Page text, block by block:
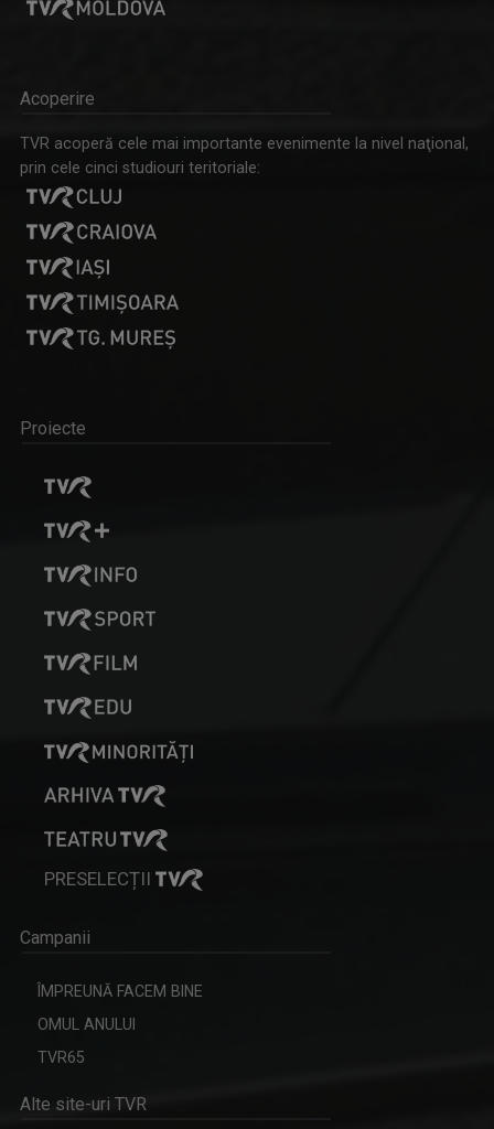
Acoperire
TVR acoperă cele mai importante evenimente la nivel naţional,
prin cele cinci studiouri teritoriale:
Proiecte
PRESELECȚII
Campanii
ÎMPREUNĂ FACEM BINE
OMUL ANULUI
TVR65
Alte site-uri TVR